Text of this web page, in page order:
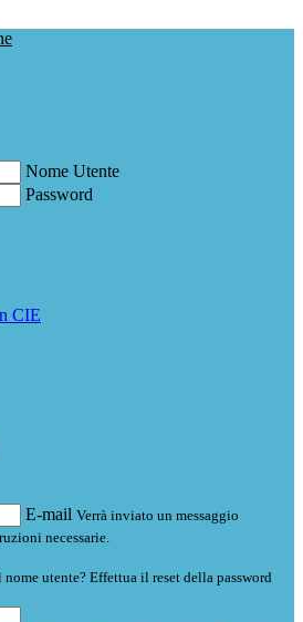
Nome Utente
Password
CIE
E-mail Verrà inviato un messaggio
necessarie.
utente? Effettua il reset della password